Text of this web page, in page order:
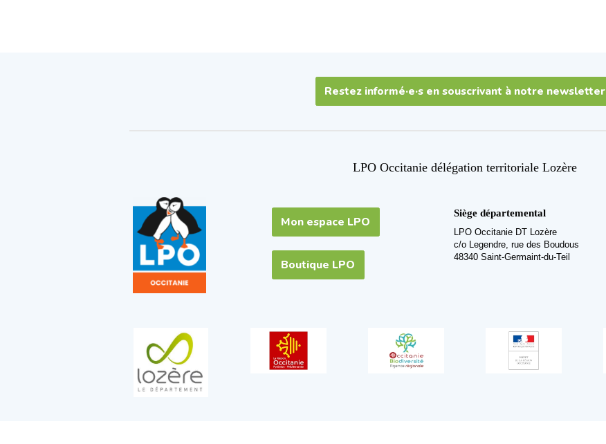
Restez informé·e·s en souscrivant à notre newsletter
LPO Occitanie délégation territoriale Lozère
Mon espace LPO
Boutique LPO
Siège départemental
LPO Occitanie DT Lozère
c/o Legendre, rue des Boudous
48340 Saint-Germaint-du-Teil